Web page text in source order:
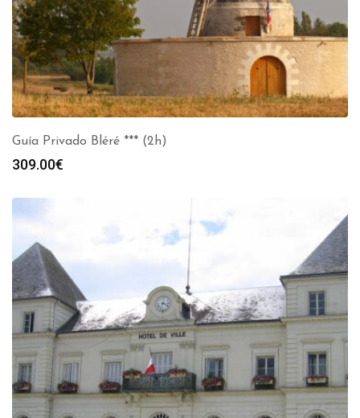
Guía Privado Bléré *** (2h)
309.00€